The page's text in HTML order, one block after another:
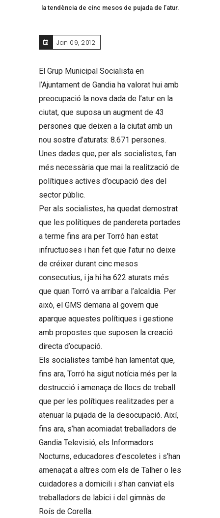
la tendència de cinc mesos de pujada de l’atur.
Jan 09, 2012
El Grup Municipal Socialista en
l’Ajuntament de Gandia ha valorat hui amb
preocupació la nova dada de l’atur en la
ciutat, que suposa un augment de 43
persones que deixen a la ciutat amb un
nou sostre d’aturats: 8.671 persones.
Unes dades que, per als socialistes, fan
més necessària que mai la realització de
polítiques actives d’ocupació des del
sector públic.
Per als socialistes, ha quedat demostrat
que les polítiques de pandereta portades
a terme fins ara per Torró han estat
infructuoses i han fet que l’atur no deixe
de créixer durant cinc mesos
consecutius, i ja hi ha 622 aturats més
que quan Torró va arribar a l’alcaldia. Per
això, el GMS demana al govern que
aparque aquestes polítiques i gestione
amb propostes que suposen la creació
directa d’ocupació.
Els socialistes també han lamentat que,
fins ara, Torró ha sigut notícia més per la
destrucció i amenaça de llocs de treball
que per les polítiques realitzades per a
atenuar la pujada de la desocupació. Així,
fins ara, s’han acomiadat treballadors de
Gandia Televisió, els Informadors
Nocturns, educadores d’escoletes i s’han
amenaçat a altres com els de Talher o les
cuidadores a domicili i s’han canviat els
treballadors de labici i del gimnàs de
Roís de Corella.